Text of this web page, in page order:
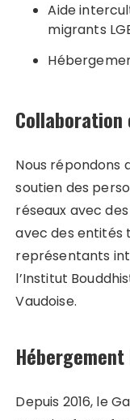
Aide
migrants
Collaboration
Nous répondons
soutien des
réseaux avec
avec des entités
représentants
l’Institut
Vaudoise.
Hébergement
Depuis 2016, le